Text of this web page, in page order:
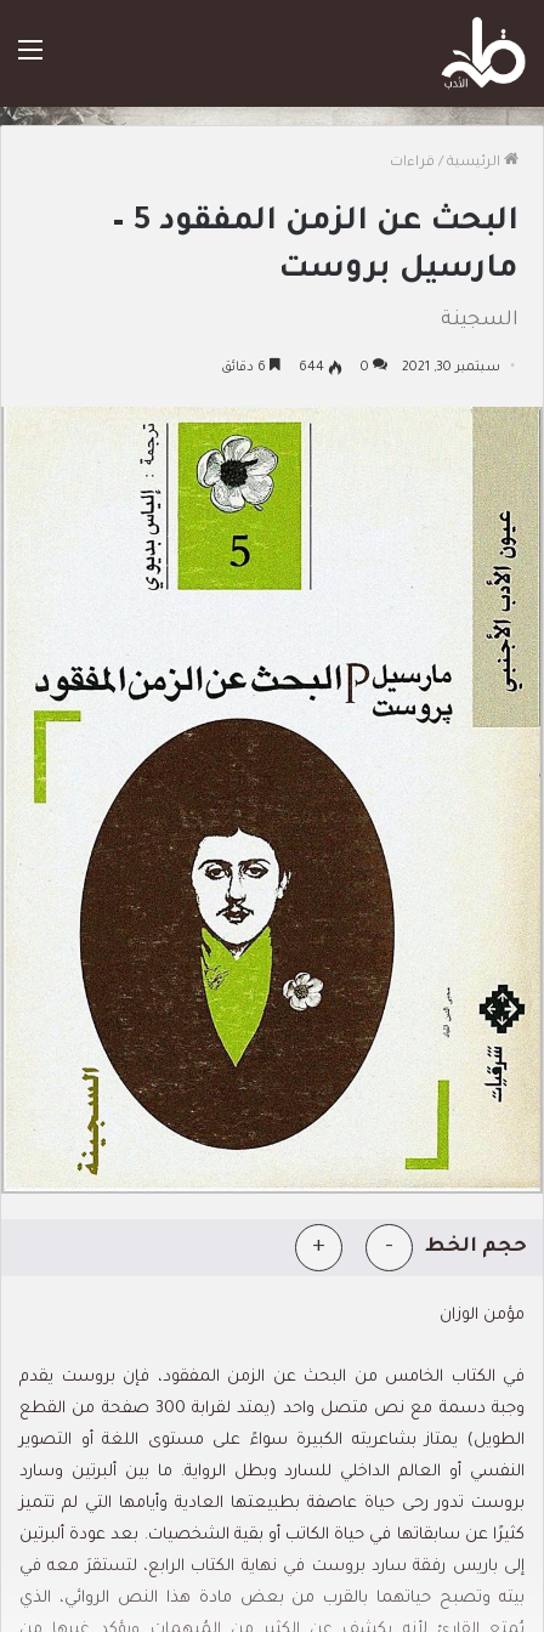
الرئيسية / قراءات
البحث عن الزمن المفقود 5 –
مارسيل بروست
السجينة
سبتمبر 30, 2021 0
644
حجم الخط -
+
مؤمن الوزان
في الكتاب الخامس من البحث عن الزمن المفقود، فإن بروست يقدم
وجبة دسمة مع نص متصل واحد (يمتد لقرابة 300 صفحة من القطع
الطويل) يمتاز بشاعريته الكبيرة سواءً على مستوى اللغة أو التصوير
النفسي أو العالم الداخلي للسارد وبطل الرواية. ما بين ألبرتين وسارد
بروست تدور رحى حياة عاصفة بطبيعتها العادية وأيامها التي لم تتميز
كثيرًا عن سابقاتها في حياة الكاتب أو بقية الشخصيات. بعد عودة ألبرتين
إلى باريس رفقة سارد بروست في نهاية الكتاب الرابع، لتستقرَ معه في
بيته وتصبح حياتهما بالقرب من بعض مادة هذا النص الروائي، الذي